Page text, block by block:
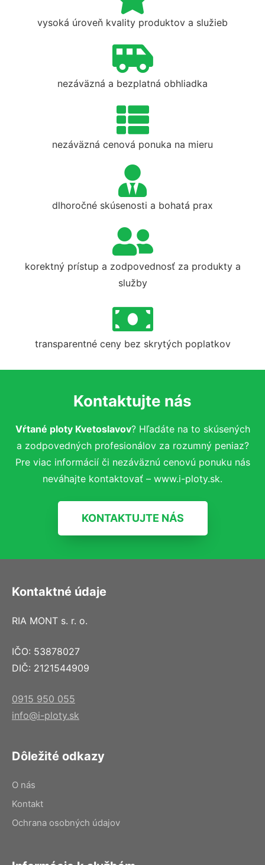
vysoká úroveň kvality produktov a služieb
nezáväzná a bezplatná obhliadka
nezáväzná cenová ponuka na mieru
dlhoročné skúsenosti a bohatá prax
korektný prístup a zodpovednosť za produkty a
služby
transparentné ceny bez skrytých poplatkov
Kontaktujte nás
Vŕtané ploty Kvetoslavov? Hľadáte na to skúsených
a zodpovedných profesionálov za rozumný peniaz?
Pre viac informácií či nezáväznú cenovú ponuku nás
neváhajte kontaktovať – www.i-ploty.sk.
KONTAKTUJTE NÁS
Kontaktné údaje
RIA MONT s. r. o.
IČO: 53878027
DIČ: 2121544909
0915 950 055
info@i-ploty.sk
Dôležité odkazy
O nás
Kontakt
Ochrana osobných údajov